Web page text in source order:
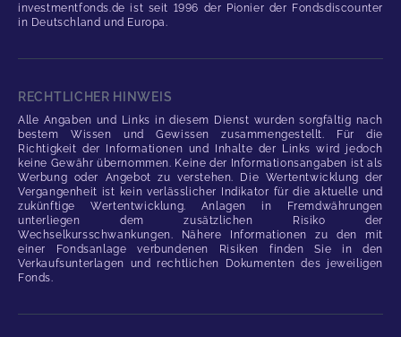
investmentfonds.de ist seit 1996 der Pionier der Fondsdiscounter
in Deutschland und Europa.
RECHTLICHER HINWEIS
Alle Angaben und Links in diesem Dienst wurden sorgfältig nach
bestem Wissen und Gewissen zusammengestellt. Für die
Richtigkeit der Informationen und Inhalte der Links wird jedoch
keine Gewähr übernommen. Keine der Informationsangaben ist als
Werbung oder Angebot zu verstehen. Die Wertentwicklung der
Vergangenheit ist kein verlässlicher Indikator für die aktuelle und
zukünftige Wertentwicklung. Anlagen in Fremdwährungen
unterliegen dem zusätzlichen Risiko der
Wechselkursschwankungen. Nähere Informationen zu den mit
einer Fondsanlage verbundenen Risiken finden Sie in den
Verkaufsunterlagen und rechtlichen Dokumenten des jeweiligen
Fonds.